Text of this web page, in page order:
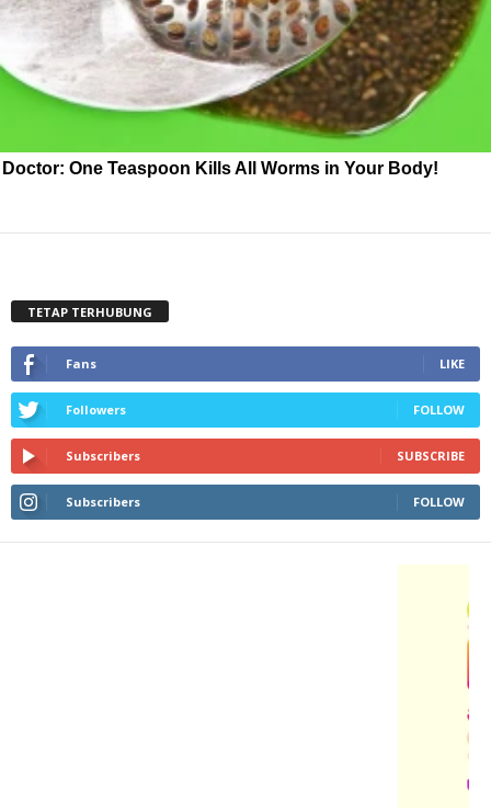
Doctor: One Teaspoon Kills All Worms in Your Body!
TETAP TERHUBUNG
Fans LIKE
Followers FOLLOW
Subscribers SUBSCRIBE
Subscribers FOLLOW